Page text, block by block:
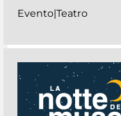
Evento|Teatro